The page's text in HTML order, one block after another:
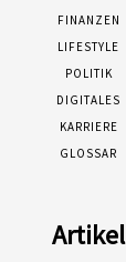
FINANZEN
LIFESTYLE
POLITIK
DIGITALES
KARRIERE
GLOSSAR
Artikel